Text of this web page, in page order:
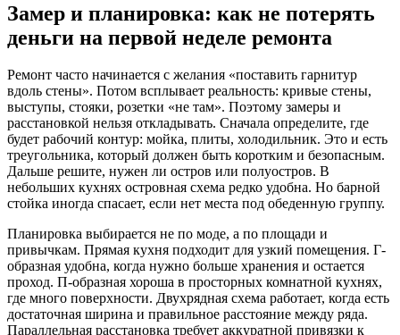
Замер и планировка: как не потерять
деньги на первой неделе ремонта
Ремонт часто начинается с желания «поставить гарнитур
вдоль стены». Потом всплывает реальность: кривые стены,
выступы, стояки, розетки «не там». Поэтому замеры и
расстановкой нельзя откладывать. Сначала определите, где
будет рабочий контур: мойка, плиты, холодильник. Это и есть
треугольника, который должен быть коротким и безопасным.
Дальше решите, нужен ли остров или полуостров. В
небольших кухнях островная схема редко удобна. Но барной
стойка иногда спасает, если нет места под обеденную группу.
Планировка выбирается не по моде, а по площади и
привычкам. Прямая кухня подходит для узкий помещения. Г-
образная удобна, когда нужно больше хранения и остается
проход. П-образная хороша в просторных комнатной кухнях,
где много поверхности. Двухрядная схема работает, когда есть
достаточная ширина и правильное расстояние между ряда.
Параллельная расстановка требует аккуратной привязки к